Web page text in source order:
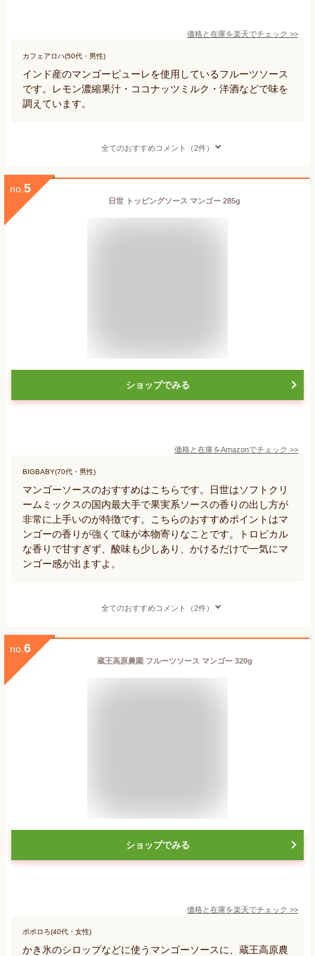
価格と在庫を楽天でチェック >>
カフェアロハ(50代・男性)
インド産のマンゴーピューレを使用しているフルーツソース
です。レモン濃縮果汁・ココナッツミルク・洋酒などで味を
調えています。
全てのおすすめコメント（2件）
no. 5
日世 トッピングソース マンゴー 285g
ショップでみる
価格と在庫をAmazonでチェック >>
BIGBABY(70代・男性)
マンゴーソースのおすすめはこちらです。日世はソフトクリ
ームミックスの国内最大手で果実系ソースの香りの出し方が
非常に上手いのが特徴です。こちらのおすすめポイントはマ
ンゴーの香りが強くて味が本物寄りなことです。トロピカル
な香りで甘すぎず、酸味も少しあり、かけるだけで一気にマ
ンゴー感が出ますよ。
全てのおすすめコメント（2件）
no. 6
蔵王高原農園 フルーツソース マンゴー 320g
ショップでみる
価格と在庫を楽天でチェック >>
ポポロろ(40代・女性)
かき氷のシロップなどに使うマンゴーソースに、蔵王高原農